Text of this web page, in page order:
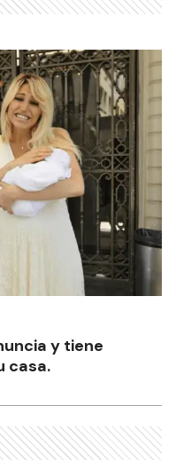
y tiene
casa.